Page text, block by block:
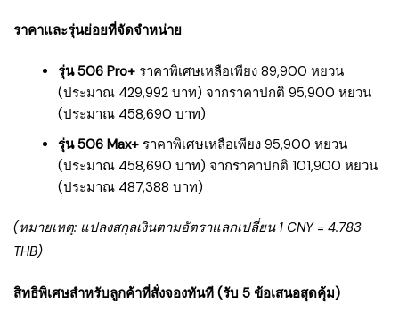
ราคาและรุ่นย่อยที่จัดจำหน่าย
รุ่น 506 Pro+ ราคาพิเศษเหลือเพียง 89,900 หยวน
(ประมาณ 429,992 บาท) จากราคาปกติ 95,900 หยวน
(ประมาณ 458,690 บาท)
รุ่น 506 Max+ ราคาพิเศษเหลือเพียง 95,900 หยวน
(ประมาณ 458,690 บาท) จากราคาปกติ 101,900 หยวน
(ประมาณ 487,388 บาท)
(หมายเหตุ: แปลงสกุลเงินตามอัตราแลกเปลี่ยน 1 CNY = 4.783
THB)
สิทธิพิเศษสำหรับลูกค้าที่สั่งจองทันที (รับ 5 ข้อเสนอสุดคุ้ม)